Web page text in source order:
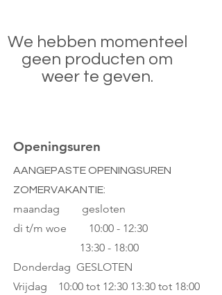
We hebben momenteel
geen producten om
weer te geven.
Openingsuren
AANGEPASTE OPENINGSUREN
ZOMERVAKANTIE:
maandag gesloten
di t/m woe 10:00 - 12:30
13:30 - 18:00
Donderdag GESLOTEN
Vrijdag 10:00 tot 12:30 13:30 tot 18:00